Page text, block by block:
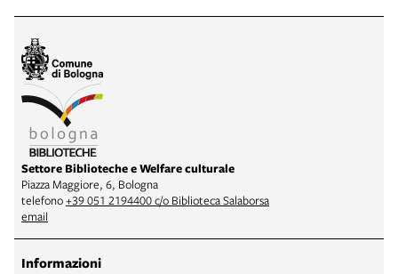
Settore Biblioteche e Welfare culturale
Piazza Maggiore, 6, Bologna
telefono+39 051 2194400 c/o Biblioteca Salaborsa
email
Informazioni